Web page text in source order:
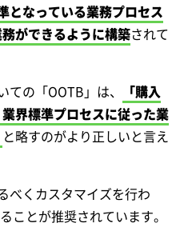
となっている業務プロセス
ができるように構築されて
の「OOTB」は、
「購入
界標準プロセスに従った業
と略すのがより正しいと言え
べくカスタマイズを行わ
ことが推奨されています。